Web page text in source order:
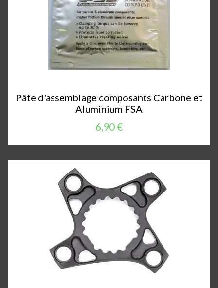
Pâte d'assemblage composants Carbone et
Aluminium FSA
6,90 €